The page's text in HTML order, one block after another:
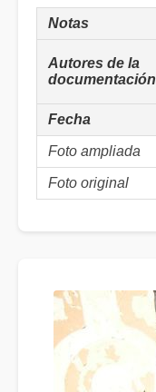
Notas
Autores de la
documentación
Fecha
Foto ampliada
Foto original